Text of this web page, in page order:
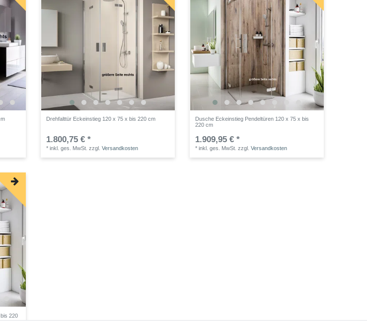
Drehfalttür Eckeinstieg 120 x 75 x bis 220 cm
1.800,75 € *
*inkl. ges. MwSt. zzgl.Versandkosten
Dusche Eckeinstieg Pendeltüren 120 x 75 x bis
220 cm
1.909,95 € *
*inkl. ges. MwSt. zzgl.Versandkosten
220